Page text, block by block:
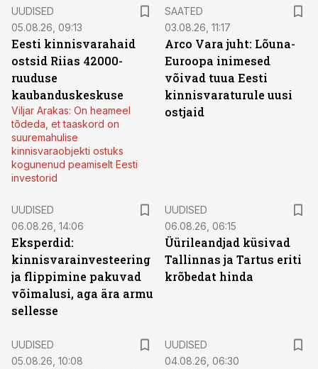
UUDISED
05.08.26, 09:13
Eesti kinnisvarahaid
ostsid Riias 42000-
ruuduse
kaubanduskeskuse
Viljar Arakas: On heameel
tõdeda, et taaskord on
suuremahulise
kinnisvaraobjekti ostuks
kogunenud peamiselt Eesti
investorid
SAATED
03.08.26, 11:17
Arco Vara juht: Lõuna-
Euroopa inimesed
võivad tuua Eesti
kinnisvaraturule uusi
ostjaid
UUDISED
06.08.26, 14:06
Eksperdid:
kinnisvarainvesteering
ja flippimine pakuvad
võimalusi, aga ära armu
sellesse
UUDISED
06.08.26, 06:15
Üürileandjad küsivad
Tallinnas ja Tartus eriti
krõbedat hinda
UUDISED
05.08.26, 10:08
UUDISED
04.08.26, 06:30